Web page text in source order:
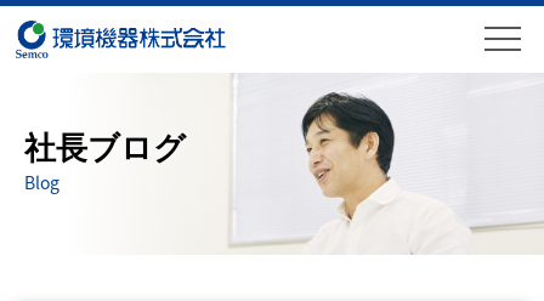
社長ブログ
Blog